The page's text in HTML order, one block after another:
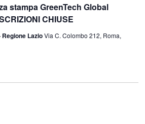
stampa GreenTech Global
CHIUSE
Regione LazioVia C. Colombo 212, Roma,